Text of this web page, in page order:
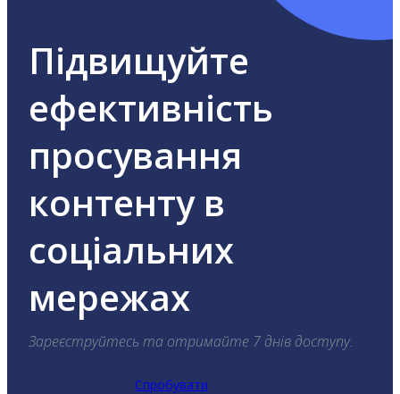
Підвищуйте
ефективність
просування
контенту в
соціальних
мережах
Зареєструйтесь та отримайте 7 днів доступу.
Спробувати